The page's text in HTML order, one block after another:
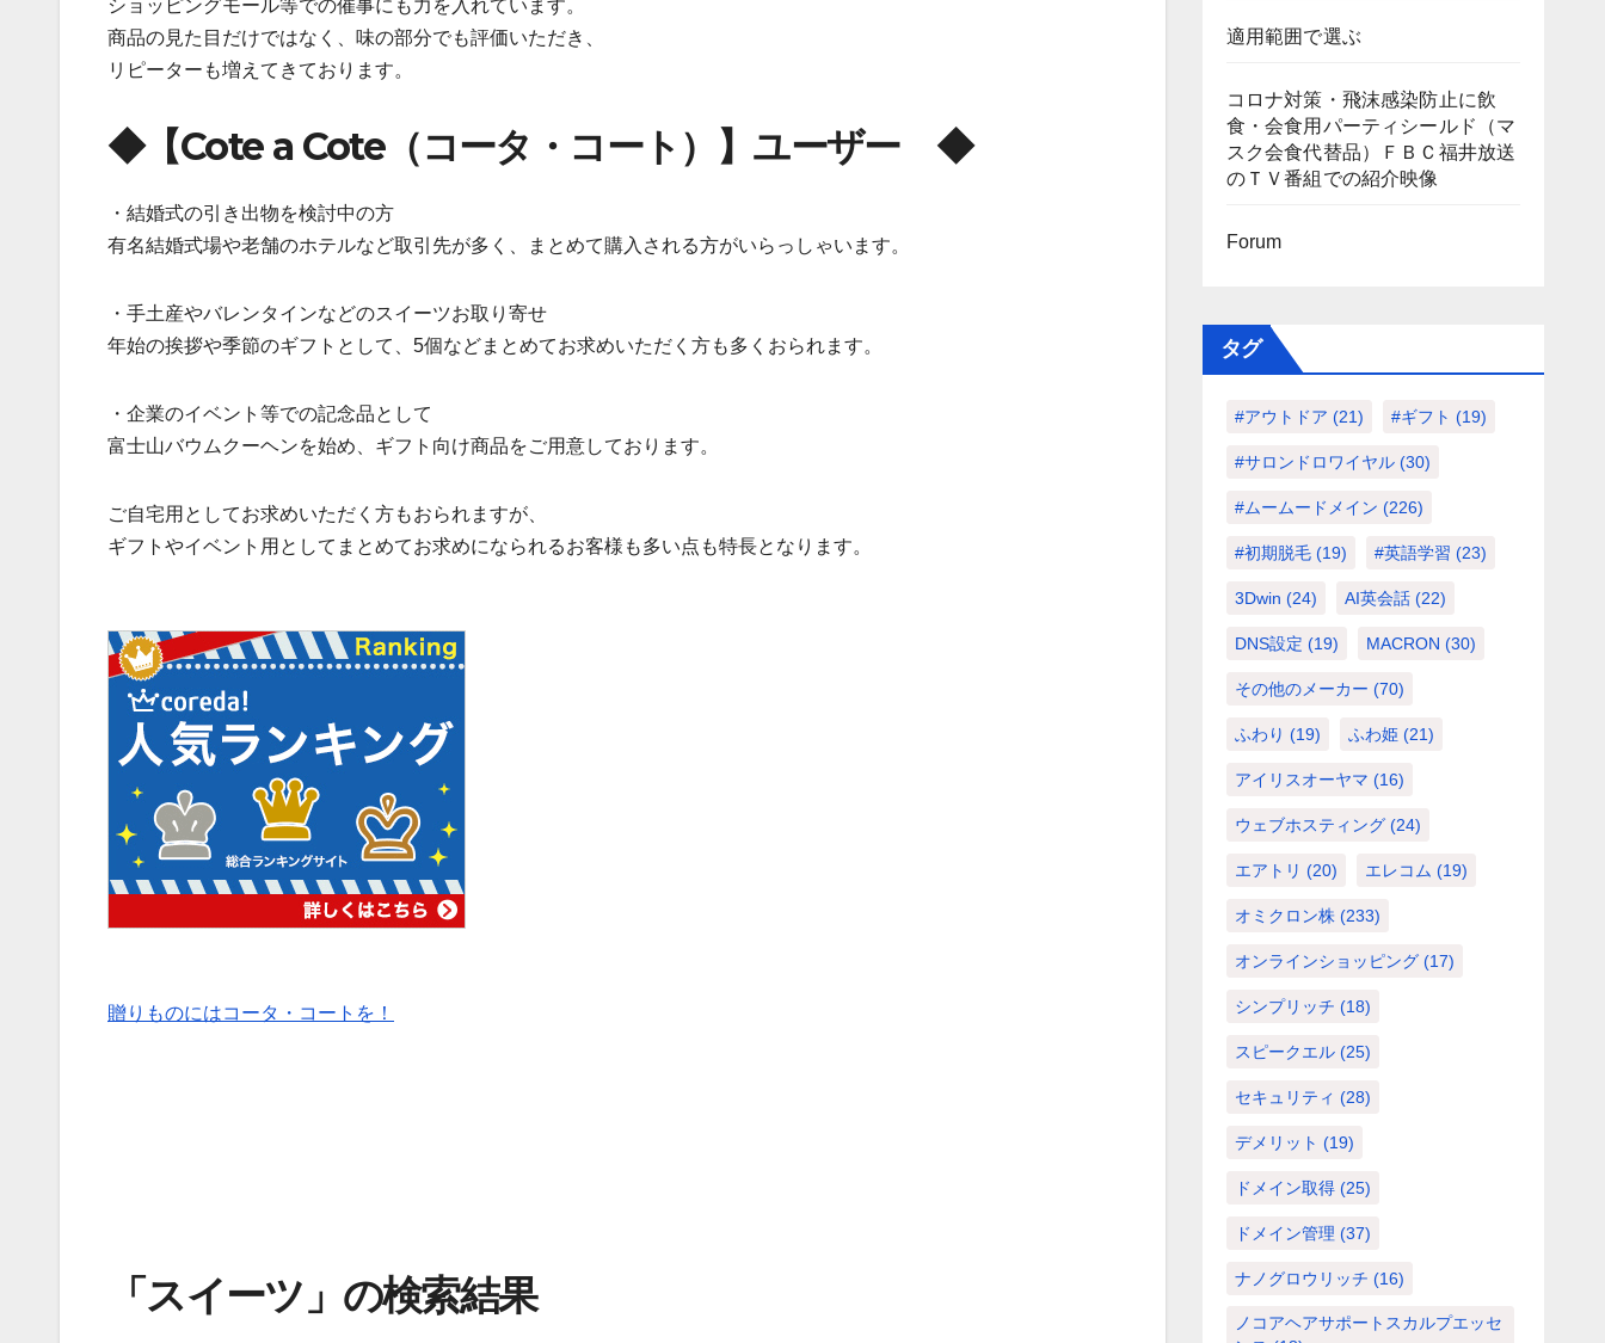
ショッピングモール等での催事にも力を入れています。
商品の見た目だけではなく、味の部分でも評価いただき、
リピーターも増えてきております。
◆【Cote a Cote（コータ・コート）】ユーザー ◆
・結婚式の引き出物を検討中の方
有名結婚式場や老舗のホテルなど取引先が多く、まとめて購入される方がいらっしゃいます。
・手土産やバレンタインなどのスイーツお取り寄せ
年始の挨拶や季節のギフトとして、5個などまとめてお求めいただく方も多くおられます。
・企業のイベント等での記念品として
富士山バウムクーヘンを始め、ギフト向け商品をご用意しております。
ご自宅用としてお求めいただく方もおられますが、
ギフトやイベント用としてまとめてお求めになられるお客様も多い点も特長となります。
贈りものにはコータ・コートを！
「スイーツ」の検索結果
適用範囲で選ぶ
コロナ対策・飛沫感染防止に飲
食・会食用パーティシールド（マ
スク会食代替品）ＦＢＣ福井放送
のＴＶ番組での紹介映像
Forum
タグ
#アウトドア (21) #ギフト (19)
#サロンドロワイヤル(30)
#ムームードメイン (226)
#初期脱毛(19) #英語学習 (23)
3Dwin (24) AI英会話(22)
DNS設定 (19) MACRON (30)
その他のメーカー (70)
ふわり (19) ふわ姫(21)
アイリスオーヤマ (16)
ウェブホスティング(24)
エアトリ (20) エレコム (19)
オミクロン株(233)
オンラインショッピング(17)
シンプリッチ (18)
スピークエル(25)
セキュリティ (28)
デメリット (19)
ドメイン取得(25)
ドメイン管理 (37)
ナノグロウリッチ (16)
ノコアヘアサポートスカルプエッセ